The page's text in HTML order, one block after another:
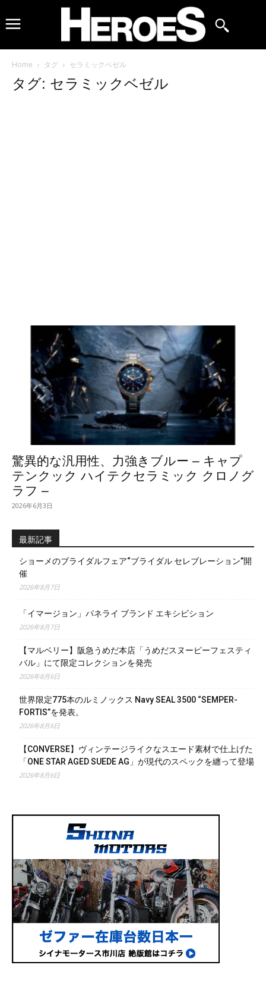
Home タグ セラミックベゼル
タグ: セラミックベゼル
驚異的な汎用性、力強きブルー – キャプ
テンクック ハイテクセラミック クロノグ
ラフ –
2026年6月3日
最新記事
ショーメのブライダルフェア“ブライダル セレブレーション”開
催
2026年8月7日
「イマージョン」パネライ ブランド エキシビション
2026年8月7日
【マルベリー】阪急うめだ本店「うめだスヌーピーフェスティ
バル」にて限定コレクションを発売
2026年8月6日
世界限定775本のルミノックス Navy SEAL 3500 “SEMPER-
FORTIS”を発表。
2026年8月6日
【CONVERSE】ヴィンテージライクなスエード素材で仕上げた
「ONE STAR AGED SUEDE AG」が現代のスペックを纏って登場
2026年8月6日